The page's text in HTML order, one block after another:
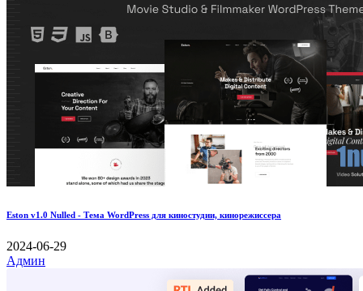
Eston v1.0 Nulled - Тема WordPress для киностудии, кинорежиссера
2024-06-29
Админ